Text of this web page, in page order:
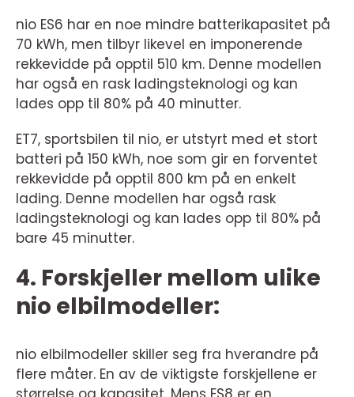
nio ES6 har en noe mindre batterikapasitet på
70 kWh, men tilbyr likevel en imponerende
rekkevidde på opptil 510 km. Denne modellen
har også en rask ladingsteknologi og kan
lades opp til 80% på 40 minutter.
ET7, sportsbilen til nio, er utstyrt med et stort
batteri på 150 kWh, noe som gir en forventet
rekkevidde på opptil 800 km på en enkelt
lading. Denne modellen har også rask
ladingsteknologi og kan lades opp til 80% på
bare 45 minutter.
4. Forskjeller mellom ulike
nio elbilmodeller:
nio elbilmodeller skiller seg fra hverandre på
flere måter. En av de viktigste forskjellene er